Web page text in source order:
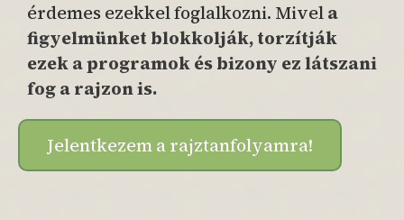
érdemes ezekkel foglalkozni. Mivela
figyelmünket blokkolják, torzítják
ezek a programok és bizony ez látszani
fog a rajzon is.
Jelentkezem a rajztanfolyamra!